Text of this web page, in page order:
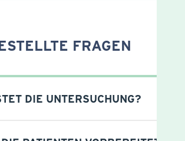
FRAGEN
DIE UNTERSUCHUNG?